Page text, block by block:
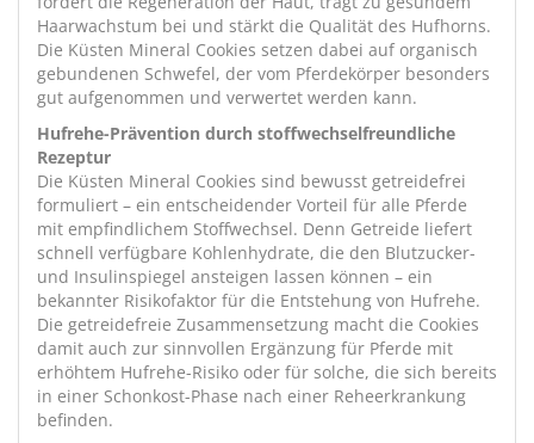
Haarwachstum bei und stärkt die Qualität des Hufhorns.
Die Küsten Mineral Cookies setzen dabei auf organisch
gebundenen Schwefel, der vom Pferdekörper besonders
gut aufgenommen und verwertet werden kann.
Hufrehe-Prävention durch stoffwechselfreundliche
Rezeptur
Die Küsten Mineral Cookies sind bewusst getreidefrei
formuliert – ein entscheidender Vorteil für alle Pferde
mit empfindlichem Stoffwechsel. Denn Getreide liefert
schnell verfügbare Kohlenhydrate, die den Blutzucker-
und Insulinspiegel ansteigen lassen können – ein
bekannter Risikofaktor für die Entstehung von Hufrehe.
Die getreidefreie Zusammensetzung macht die Cookies
damit auch zur sinnvollen Ergänzung für Pferde mit
erhöhtem Hufrehe-Risiko oder für solche, die sich bereits
in einer Schonkost-Phase nach einer Reheerkrankung
befinden.